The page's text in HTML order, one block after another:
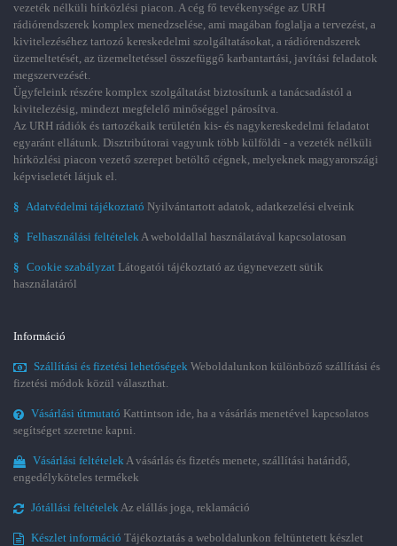
vezeték nélküli hírközlési piacon. A cég fő tevékenysége az URH
rádiórendszerek komplex menedzselése, ami magában foglalja a tervezést, a
kivitelezéséhez tartozó kereskedelmi szolgáltatásokat, a rádiórendszerek
üzemeltetését, az üzemeltetéssel összefüggő karbantartási, javítási feladatok
megszervezését.
Ügyfeleink részére komplex szolgáltatást biztosítunk a tanácsadástól a
kivitelezésig, mindezt megfelelő minőséggel párosítva.
Az URH rádiók és tartozékaik területén kis- és nagykereskedelmi feladatot
egyaránt ellátunk. Disztribútorai vagyunk több külföldi - a vezeték nélküli
hírközlési piacon vezető szerepet betöltő cégnek, melyeknek magyarországi
képviseletét látjuk el.
§ Adatvédelmi tájékoztató Nyilvántartott adatok, adatkezelési elveink
§ Felhasználási feltételekA weboldallal használatával kapcsolatosan
§ Cookie szabályzat Látogatói tájékoztató az úgynevezett sütik
használatáról
Információ
Szállítási és fizetési lehetőségek Weboldalunkon különböző szállítási és
fizetési módok közül választhat.
Vásárlási útmutató Kattintson ide, ha a vásárlás menetével kapcsolatos
segítséget szeretne kapni.
Vásárlási feltételekA vásárlás és fizetés menete, szállítási határidő,
engedélyköteles termékek
Jótállási feltételekAz elállás joga, reklamáció
Készlet információ Tájékoztatás a weboldalunkon feltüntetett készlet